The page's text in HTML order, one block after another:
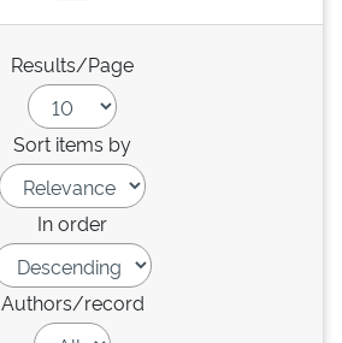
Results/Page
Sort items by
In order
Authors/record